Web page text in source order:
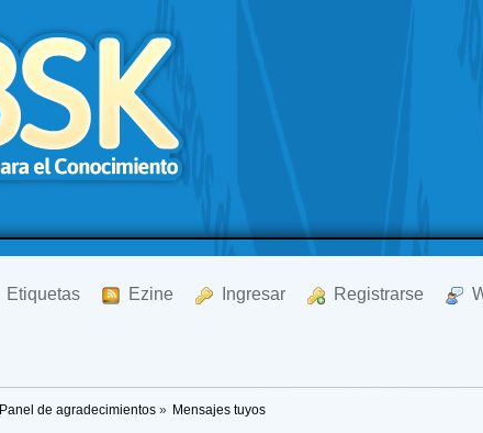
Etiquetas Ezine Ingresar Registrarse
Panel de agradecimientos» Mensajes tuyos